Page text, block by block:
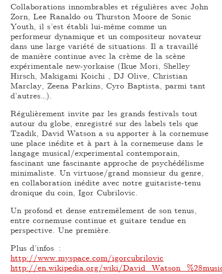
Collaborations innombrables et régulières avec John
Zorn, Lee Ranaldo ou Thurston Moore de Sonic
Youth, il s’est établi lui-même comme un
performeur dynamique et un compositeur novateur
dans une large variété de situations. Il a travaillé
de manière continue avec la crème de la scène
expérimentale new-yorkaise (Ikue Mori, Shelley
Hirsch, Makigami Koichi , DJ Olive, Christian
Marclay, Zeena Parkins, Cyro Baptista, parmi tant
d’autres…).
Régulièrement invite par les grands festivals tout
autour du globe, enregistré sur des labels tels que
Tzadik, David Watson a su apporter à la cornemuse
une place inédite et à part à la cornemeuse dans le
langage musical/experimental contemporain,
fascinant une fascinante approche de psychédélisme
minimaliste. Un virtuose/grand monsieur du genre,
en collaboration inédite avec notre guitariste-tenu
dronique du coin, Igor Cubrilovic.
Un profond et dense entremêlement de son tenus,
entre cornemuse continue et guitare tendue en
perspective. Une première.
Plus d’infos :
http://www.myspace.com/igorcubrilovic
http://en.wikipedia.org/wiki/